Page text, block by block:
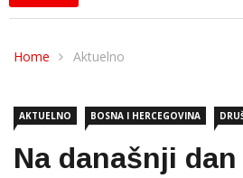
Home Aktuelno
AKTUELNO BOSNA I HERCEGOVINA
Na današnji